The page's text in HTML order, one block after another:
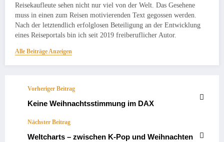
Reisekaufleute sehen nicht nur viel von der Welt. Das Gesehene
muss in einen zum Reisen motivierenden Text gegossen werden.
Nach der letztendlich erfolglosen Beteiligung an der Entwicklung
eines Reiseportals bin ich seit 2019 freiberuflicher Autor.
Alle Beiträge Anzeigen
Vorheriger Beitrag
Keine Weihnachtsstimmung im DAX
Nächster Beitrag
Weltcharts – zwischen K‑Pop und Weihnachten